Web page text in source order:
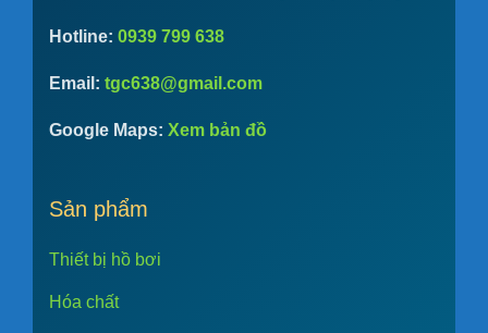
Hotline: 0939 799 638
Email: tgc638@gmail.com
Google Maps: Xem bản đồ
Sản phẩm
Thiết bị hồ bơi
Hóa chất